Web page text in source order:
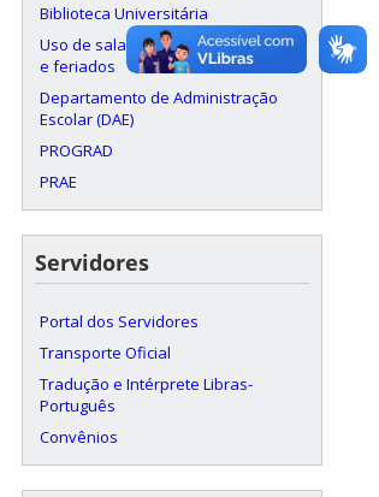
Biblioteca Universitária
Uso de salas aos finais de semana
e feriados
Departamento de Administração
Escolar (DAE)
PROGRAD
PRAE
Servidores
Portal dos Servidores
Transporte Oficial
Tradução e Intérprete Libras-
Português
Convênios